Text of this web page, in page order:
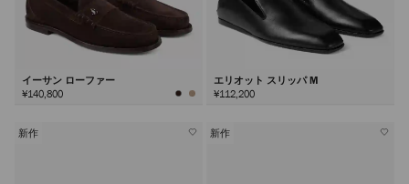
イーサン ローファー
¥140,800
エリオット スリッパ M
¥112,200
新作 新作